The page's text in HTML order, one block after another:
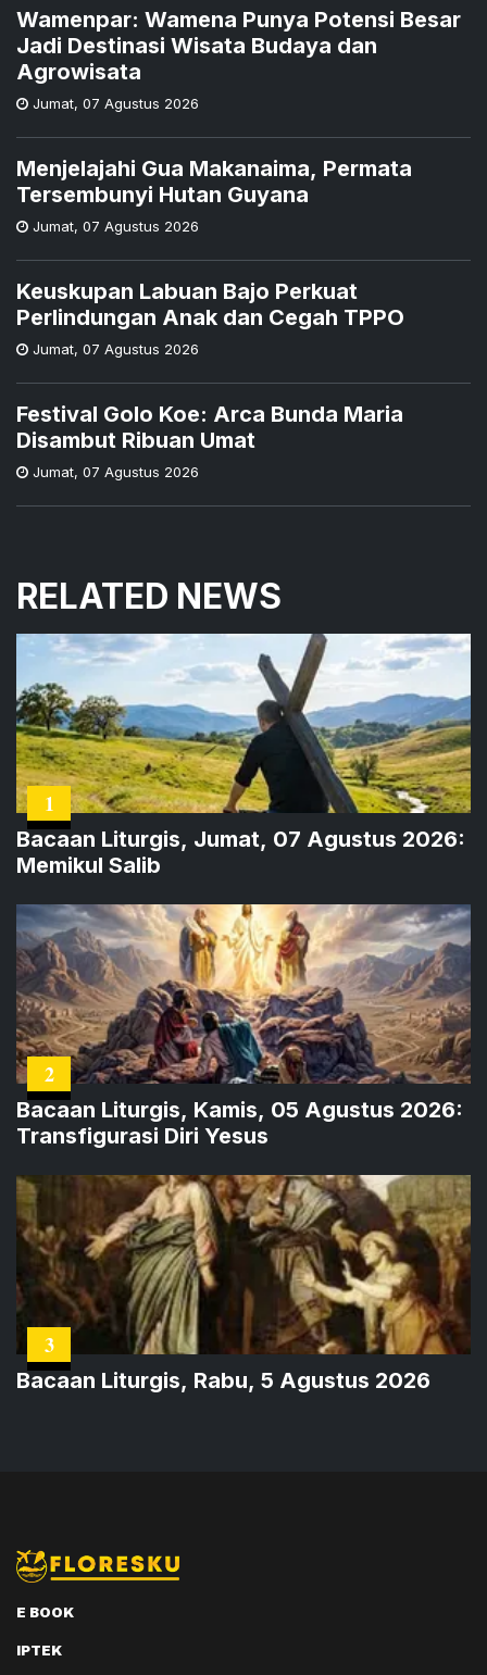
Wamenpar: Wamena Punya Potensi Besar
Jadi Destinasi Wisata Budaya dan
Agrowisata
Jumat, 07 Agustus 2026
Menjelajahi Gua Makanaima, Permata
Tersembunyi Hutan Guyana
Jumat, 07 Agustus 2026
Keuskupan Labuan Bajo Perkuat
Perlindungan Anak dan Cegah TPPO
Jumat, 07 Agustus 2026
Festival Golo Koe: Arca Bunda Maria
Disambut Ribuan Umat
Jumat, 07 Agustus 2026
RELATED NEWS
1
Bacaan Liturgis, Jumat, 07 Agustus 2026:
Memikul Salib
2
Bacaan Liturgis, Kamis, 05 Agustus 2026:
Transfigurasi Diri Yesus
3
Bacaan Liturgis, Rabu, 5 Agustus 2026
E BOOK
IPTEK